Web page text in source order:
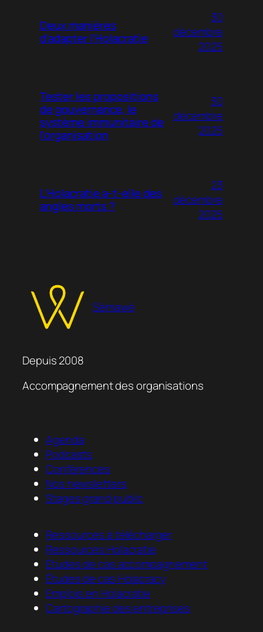
Deux manières
d’adapter l’Holacratie
30
décembre
2025
Tester les propositions
de gouvernance, le
système immunitaire de
l’organisation
30
décembre
2025
L’Holacratie a-t-elle des
angles morts ?
23
décembre
2025
Sémawé
Depuis 2008
Accompagnement des organisations
Agenda
Podcasts
Conférences
Nos newsletters
Stages grand public
Ressources à télécharger
Ressources Holacratie
Études de cas accompagnement
Études de cas Holacracy
Emplois en Holacratie
Cartographie des entreprises